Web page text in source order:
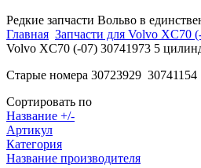
Редкие запчасти Вольво в
Главная Запчасти для Volvo XC70
Volvo XC70 (-07) 30741973 5
Старые номера 30723929
Сортировать по
Название +/-
Артикул
Категория
Название производителя